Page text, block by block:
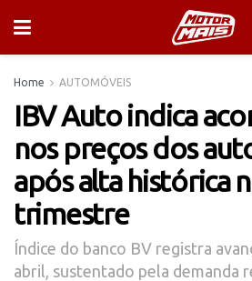
Home AUTOMÓVEIS
IBV Auto indica
nos preços dos
após alta histórica
trimestre
Índice do banco BV registra
abril, sustentado pela demanda